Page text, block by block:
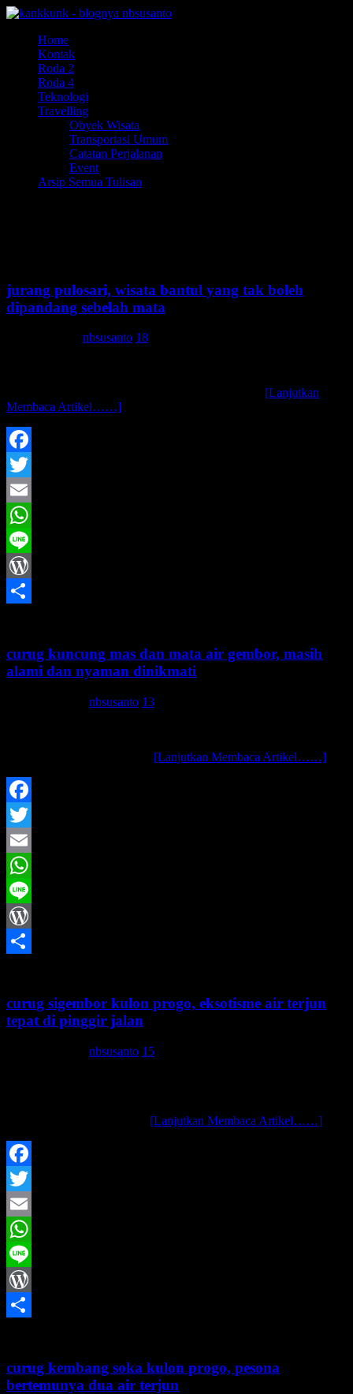
Home
Kontak
Roda 2
Roda 4
Teknologi
Travelling
Obyek Wisata
Transportasi Umum
Catatan Perjalanan
Event
Arsip Semua Tulisan
jurang pulosari, wisata bantul yang tak boleh
dipandang sebelah mata
nbsusanto 18
[Lanjutkan
Membaca Artikel……]
Facebook
Twitter
Email
WhatsApp
Line
WordPress
curug kuncung mas dan mata air gembor, masih
alami dan nyaman dinikmati
nbsusanto 13
[Lanjutkan Membaca Artikel……]
Facebook
Twitter
Email
WhatsApp
Line
WordPress
curug sigembor kulon progo, eksotisme air terjun
tepat di pinggir jalan
nbsusanto 15
[Lanjutkan Membaca Artikel……]
Facebook
Twitter
Email
WhatsApp
Line
WordPress
curug kembang soka kulon progo, pesona
bertemunya dua air terjun